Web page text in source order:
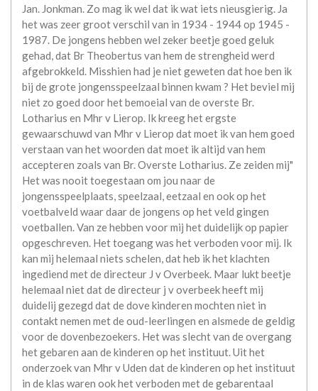
Jan. Jonkman. Zo mag ik wel dat ik wat iets nieusgierig. Ja
het was zeer groot verschil van in 1934 - 1944 op 1945 -
1987. De jongens hebben wel zeker beetje goed geluk
gehad, dat Br Theobertus van hem de strengheid werd
afgebrokkeld. Misshien had je niet geweten dat hoe ben ik
bij de grote jongensspeelzaal binnen kwam ? Het beviel mij
niet zo goed door het bemoeial van de overste Br.
Lotharius en Mhr v Lierop. Ik kreeg het ergste
gewaarschuwd van Mhr v Lierop dat moet ik van hem goed
verstaan van het woorden dat moet ik altijd van hem
accepteren zoals van Br. Overste Lotharius. Ze zeiden mij"
Het was nooit toegestaan om jou naar de
jongensspeelplaats, speelzaal, eetzaal en ook op het
voetbalveld waar daar de jongens op het veld gingen
voetballen. Van ze hebben voor mij het duidelijk op papier
opgeschreven. Het toegang was het verboden voor mij. Ik
kan mij helemaal niets schelen, dat heb ik het klachten
ingediend met de directeur J v Overbeek. Maar lukt beetje
helemaal niet dat de directeur j v overbeek heeft mij
duidelij gezegd dat de dove kinderen mochten niet in
contakt nemen met de oud-leerlingen en alsmede de geldig
voor de dovenbezoekers. Het was slecht van de overgang
het gebaren aan de kinderen op het instituut. Uit het
onderzoek van Mhr v Uden dat de kinderen op het instituut
in de klas waren ook het verboden met de gebarentaal